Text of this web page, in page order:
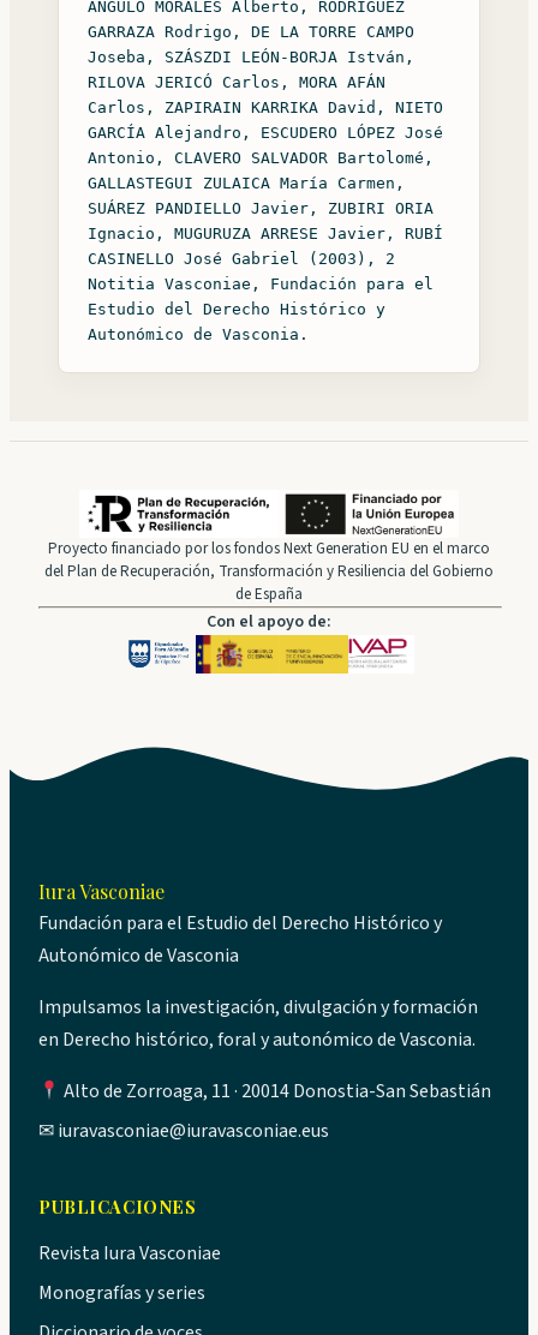
ANGULO MORALES Alberto, RODRÍGUEZ
GARRAZA Rodrigo, DE LA TORRE CAMPO
Joseba, SZÁSZDI LEÓN-BORJA István,
RILOVA JERICÓ Carlos, MORA AFÁN
Carlos, ZAPIRAIN KARRIKA David, NIETO
GARCÍA Alejandro, ESCUDERO LÓPEZ José
Antonio, CLAVERO SALVADOR Bartolomé,
GALLASTEGUI ZULAICA María Carmen,
SUÁREZ PANDIELLO Javier, ZUBIRI ORIA
Ignacio, MUGURUZA ARRESE Javier, RUBÍ
CASINELLO José Gabriel (2003), 2
Notitia Vasconiae, Fundación para el
Estudio del Derecho Histórico y
Autonómico de Vasconia.
Proyecto financiado por los fondos Next Generation EU en el marco
del Plan de Recuperación, Transformación y Resiliencia del Gobierno
de España
Con el apoyo de:
Iura Vasconiae
Fundación para el Estudio del Derecho Histórico y
Autonómico de Vasconia
Impulsamos la investigación, divulgación y formación
en Derecho histórico, foral y autonómico de Vasconia.
Alto de Zorroaga, 11 · 20014 Donostia-San Sebastián
✉iuravasconiae@iuravasconiae.eus
PUBLICACIONES
Revista Iura Vasconiae
Monografías y series